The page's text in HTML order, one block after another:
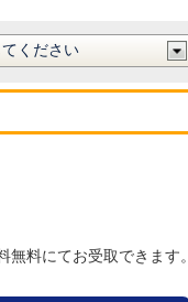
料にてお受取できます。